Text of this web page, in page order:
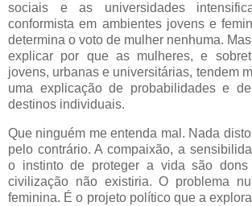
sociais e as universidades
conformista em ambientes jovens e
determina o voto de mulher nenhuma.
explicar por que as mulheres, e
jovens, urbanas e universitárias, tendem
uma explicação de probabilidades e
destinos individuais.
Que ninguém me entenda mal. Nada
pelo contrário. A compaixão, a
o instinto de proteger a vida são
civilização não existiria. O problema
feminina. É o projeto político que a